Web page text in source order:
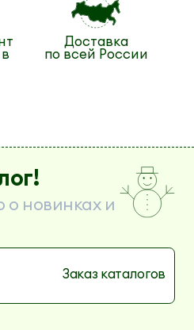
Доставка
по всей России
новинках и